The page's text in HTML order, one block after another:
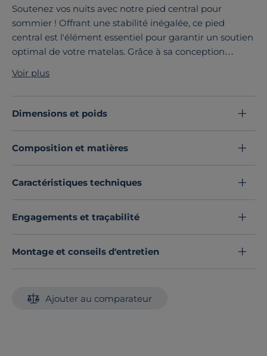
Soutenez vos nuits avec notre pied central pour
sommier ! Offrant une stabilité inégalée, ce pied
central est l'élément essentiel pour garantir un soutien
optimal de votre matelas. Grâce à sa conception
évitant tout affaissement et prolongeant la durée de
vie de votre sommier. Simple à monter, il s'adapte
facilement à votre sommier, vous permettant de
sommeil. Optez pour notre pied central et assurez
vous un soutien fiable et élégant.
Découvrez toute notre sélection :
Voir plus
Dimensions et poids
Composition et matières
Caractéristiques techniques
Engagements et traçabilité
Montage et conseils d'entretien
Ajouter au comparateur